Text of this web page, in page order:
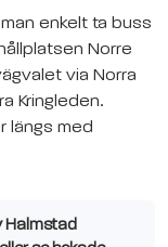
enkelt ta buss
Norre
via Norra
Kringleden.
längs med
Halmstad